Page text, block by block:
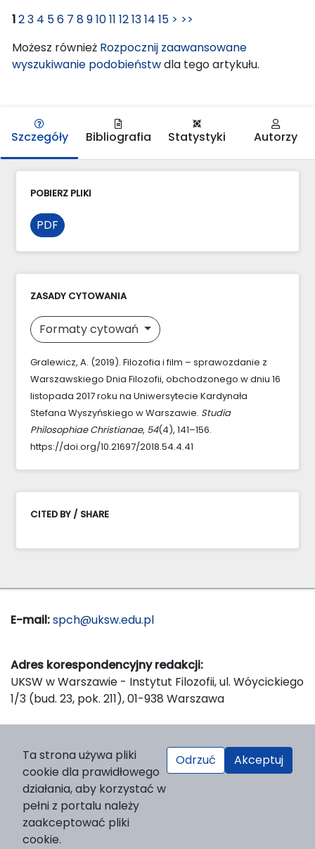
123 4 56 7 891011 121314 15 > >>
Możesz również Rozpocznij zaawansowane
wyszukiwanie podobieństwdla tego artykułu.
Szczegóły Bibliografia Statystyki Autorzy
POBIERZ PLIKI
PDF
ZASADY CYTOWANIA
Formaty cytowań
Gralewicz, A. (2019). Filozofia i film – sprawozdanie z
Warszawskiego Dnia Filozofii, obchodzonego w dniu 16
listopada 2017 roku na Uniwersytecie Kardynała
Stefana Wyszyńskiego w Warszawie. Studia
Philosophiae Christianae, 54(4), 141–156.
https://doi.org/10.21697/2018.54.4.41
CITED BY / SHARE
E-mail:spch@uksw.edu.pl
Adres korespondencyjny redakcji:
UKSW w Warszawie - Instytut Filozofii, ul. Wóycickiego
1/3 (bud. 23, pok. 211), 01-938 Warszawa
Wydawnictwo Naukowe UKSW, ul. Dewajtis 5, domek
nr 2, 01-815 Warszawa
Strona WWW Wydawnictwa
e-mail: wydawnictwo@uksw.edu.pl
Ta strona używa pliki
cookie dla prawidłowego
działania, aby korzystać w
pełni z portalu należy
zaakceptować pliki
cookie.
Odrzuć Akceptuj